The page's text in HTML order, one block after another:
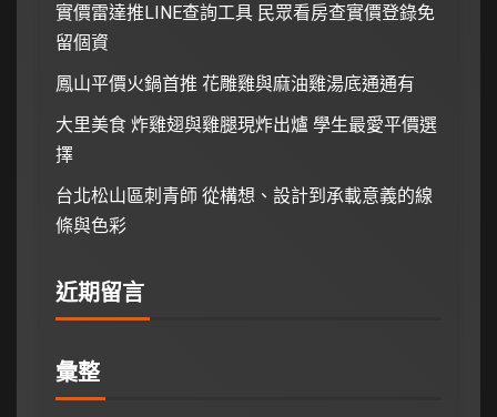
實價雷達推LINE查詢工具 民眾看房查實價登錄免
留個資
鳳山平價火鍋首推 花雕雞與麻油雞湯底通通有
大里美食 炸雞翅與雞腿現炸出爐 學生最愛平價選
擇
台北松山區刺青師 從構想、設計到承載意義的線
條與色彩
近期留言
彙整